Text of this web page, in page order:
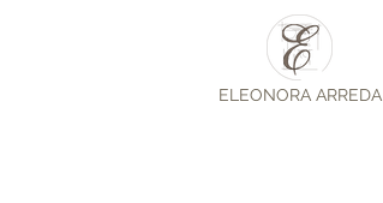
ELEONORA ARREDA